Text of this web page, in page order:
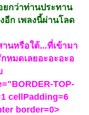
ยกว่าท่านประทาน
ก เพลงนี้ผ่านโลด
นหรือใต้...ที่เข้ามา
หมดเลยอะอะอะอ
TOP-
cellPadding=6
border=0>